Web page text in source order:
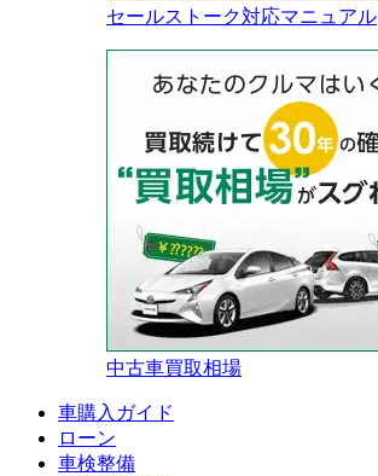
セールストーク対応マニュアル
中古車買取相場
車購入ガイド
ローン
車検整備